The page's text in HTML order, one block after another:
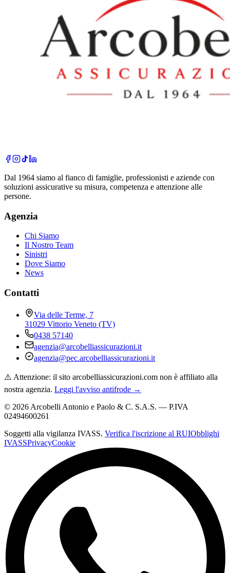
Dal 1964 siamo al fianco di famiglie, professionisti e aziende con
soluzioni assicurative su misura, competenza e attenzione alle
persone.
Agenzia
Chi Siamo
Il Nostro Team
Sinistri
Dove Siamo
News
Contatti
Via delle Terme, 7
31029 Vittorio Veneto (TV)
0438 57140
agenzia@arcobelliassicurazioni.it
agenzia@pec.arcobelliassicurazioni.it
⚠️ Attenzione: il sito arcobelliassicurazioni.com non è affiliato alla
nostra agenzia. Leggi l'avviso antifrode →
© 2026 Arcobelli Antonio e Paolo & C. S.A.S. — P.IVA
02494600261
Soggetti alla vigilanza IVASS. Verifica l'iscrizione al RUIObblighi
IVASSPrivacyCookie